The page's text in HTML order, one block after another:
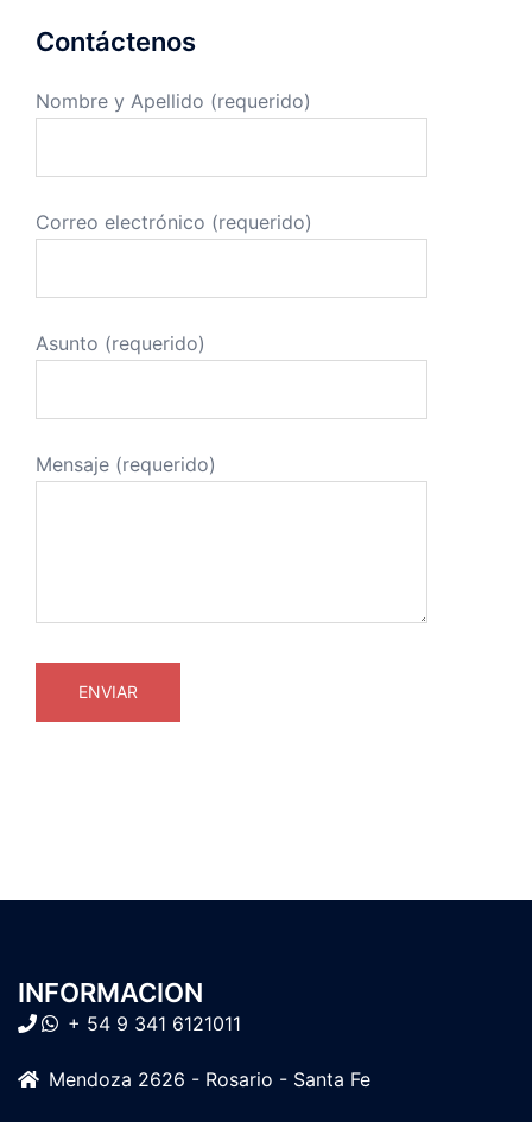
Contáctenos
Nombre y Apellido (requerido)
Correo electrónico (requerido)
Asunto (requerido)
Mensaje (requerido)
INFORMACION
+ 54 9 341 6121011
Mendoza 2626 - Rosario - Santa Fe